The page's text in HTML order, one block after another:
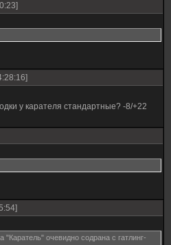
у карателя стандартные? -8/+22
"Каратель" очевидно содрана с гатлинг-